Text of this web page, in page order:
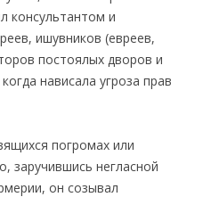
консультантом и
ишувников (евреев,
постоялых дворов и
нависала угроза прав
погромах или
заручившись негласной
он созывал